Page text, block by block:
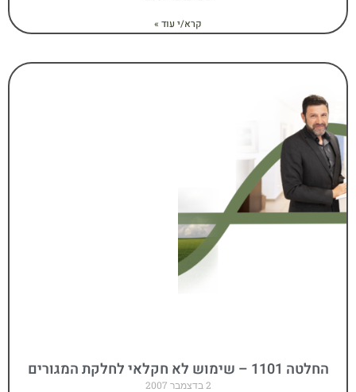
קרא/י עוד »
החלטה 1101 – שימוש לא חקלאי לחלקת המגורים
2 בדצמבר 2007